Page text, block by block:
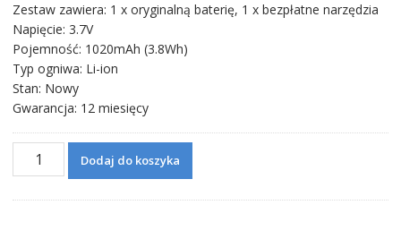
Zestaw zawiera: 1 x oryginalną baterię, 1 x bezpłatne narzędzia
Napięcie: 3.7V
Pojemność: 1020mAh (3.8Wh)
Typ ogniwa: Li-ion
Stan: Nowy
Gwarancja: 12 miesięcy
ilość
Bateria
Dodaj do koszyka